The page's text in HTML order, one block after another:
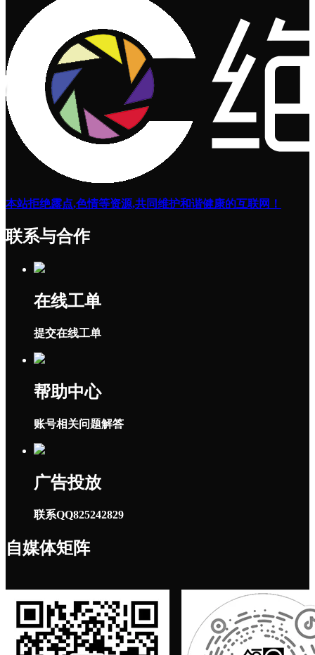
本站拒绝露点,色情等资源,共同维护和谐健康的互联网！
联系与合作
在线工单
提交在线工单
帮助中心
账号相关问题解答
广告投放
联系QQ825242829
自媒体矩阵